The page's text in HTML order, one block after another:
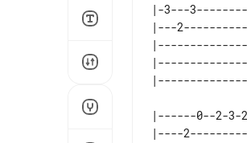
|-3---
|---
|------0--2-3-
|----